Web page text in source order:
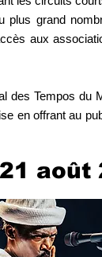
plus grand
aux
Tempos du
en offrant au
août